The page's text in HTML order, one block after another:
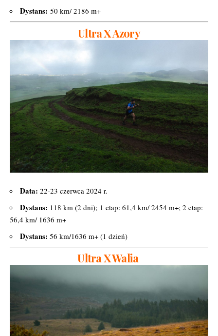
Dystans: 50 km/ 2186 m+
Ultra X Azory
Data: 22-23 czerwca 2024 r.
Dystans: 118 km (2 dni); 1 etap: 61,4 km/ 2454 m+; 2 etap:
56,4 km/ 1636 m+
Dystans: 56 km/1636 m+ (1 dzień)
Ultra X Walia